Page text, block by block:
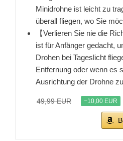
Minidrohne ist leicht zu
überall fliegen, wo Sie
【Verlieren Sie nie die
ist für Anfänger gedacht,
Drohen bei Tageslicht
Entfernung oder wenn es
Ausrichtung der Drohne
49,99 EUR −10,00 EUR